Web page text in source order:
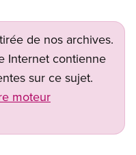
de nos archives.
Internet contienne
sur ce sujet.
moteur